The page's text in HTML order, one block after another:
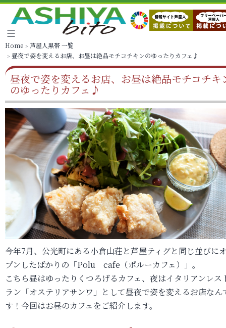
Home
芦屋人黒帯 一覧
昼夜で姿を変えるお店、お昼は絶品モチコチキンのゆったりカフェ♪
昼夜で姿を変えるお店、お昼は絶品モチコチキ
のゆったりカフェ♪
今年7月、公光町にある小倉山荘と芦屋ティグと同じ並びに
プンしたばかりの「Polu cafe（ポルーカフェ）」。
こちら昼はゆったりくつろげるカフェ、夜はイタリアンレス
ラン「オステリアサンワ」として昼夜で姿を変えるお店なん
す！今回はお昼のカフェをご紹介します。